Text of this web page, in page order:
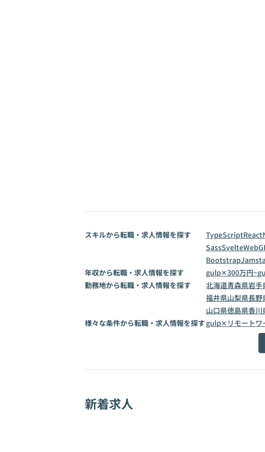
スキルから転職・求人情報を探す TypeScriptReact
SassSvelte
Bootstrap
年収から転職・求人情報を探す
gulp✕300万円~
勤務地から転職・求人情報を探す
北海道青森県岩手
福井県山梨県長野
山口県徳島県香川
様々な条件から転職・求人情報を探す gulp✕リモートワ
新着求人